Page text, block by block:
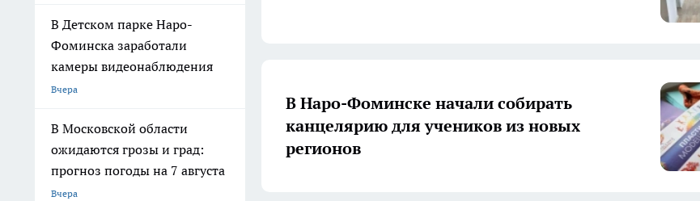
В Детском парке Наро-
Фоминска заработали
камеры видеонаблюдения
Вчера
В Московской области
ожидаются грозы и град:
прогноз погоды на 7 августа
Вчера
В Наро-Фоминске начали собирать
канцелярию для учеников из новых
регионов